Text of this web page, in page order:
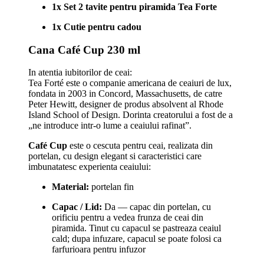
1x Set 2 tavite pentru piramida Tea Forte
1x Cutie pentru cadou
Cana Café Cup 230 ml
In atentia iubitorilor de ceai:
Tea Forté este o companie americana de ceaiuri de lux,
fondata in 2003 in Concord, Massachusetts, de catre
Peter Hewitt, designer de produs absolvent al Rhode
Island School of Design. Dorinta creatorului a fost de a
„ne introduce intr-o lume a ceaiului rafinat”.
Café Cup este o cescuta pentru ceai, realizata din
portelan, cu design elegant si caracteristici care
imbunatatesc experienta ceaiului:
Material: portelan fin
Capac / Lid: Da — capac din portelan, cu
orificiu pentru a vedea frunza de ceai din
piramida. Tinut cu capacul se pastreaza ceaiul
cald; dupa infuzare, capacul se poate folosi ca
farfurioara pentru infuzor